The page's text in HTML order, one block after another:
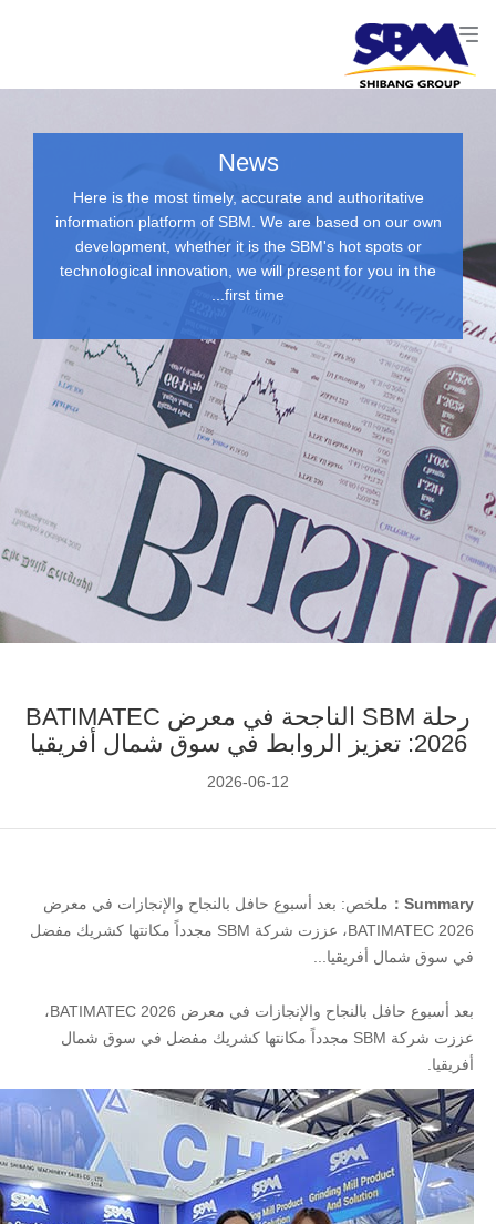
News
Here is the most timely, accurate and authoritative
information platform of SBM. We are based on our own
development, whether it is the SBM's hot spots or
technological innovation, we will present for you in the
first time...
رحلة SBM الناجحة في معرض BATIMATEC
2026: تعزيز الروابط في سوق شمال أفريقيا
2026-06-12
Summary：
ملخص: بعد أسبوع حافل بالنجاح والإنجازات في معرض
BATIMATEC 2026، عززت شركة SBM مجدداً مكانتها كشريك مفضل
في سوق شمال أفريقيا...
بعد أسبوع حافل بالنجاح والإنجازات في معرض BATIMATEC 2026،
عززت شركة SBM مجدداً مكانتها كشريك مفضل في سوق شمال
أفريقيا.